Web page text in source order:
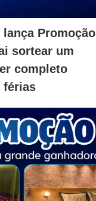
lança Promoção
sortear um
completo
férias